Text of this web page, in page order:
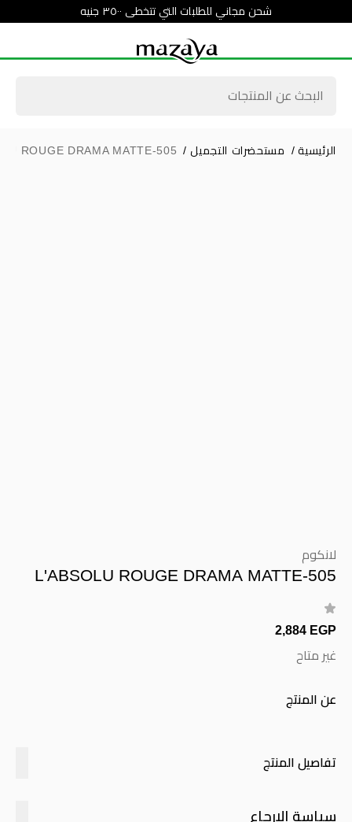
شحن مجاني للطلبات التي تتخطى ٣٥٠٠ جنيه
الرئيسية / مستحضرات التجميل /
ROUGE DRAMA MATTE-505
لانكوم
L'ABSOLU ROUGE DRAMA MATTE-505
2,884 EGP
غير متاح
عن المنتج
تفاصيل المنتج
سياسة الارجاع